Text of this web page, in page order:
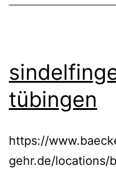
tübingen
https://
gehr.de/locations/